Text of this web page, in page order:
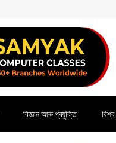
বিজ্ঞান আৰু প্ৰযুক্তি বিশ্ব